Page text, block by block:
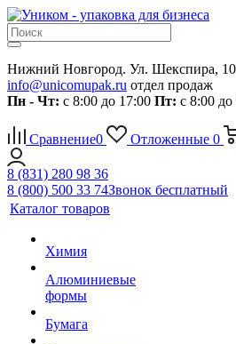
Нижний Новгород. Ул. Шекспира,
info@unicomupak.ru отдел продаж
Пн - Чт: с 8:00 до 17:00 Пт: с 8:00 до
Сравнение0 Отложенные 0
8 (831) 280 98 36
8 (800) 500 33 74Звонок бесплатный
Каталог товаров
Химия
Алюминиевые
формы
Бумага